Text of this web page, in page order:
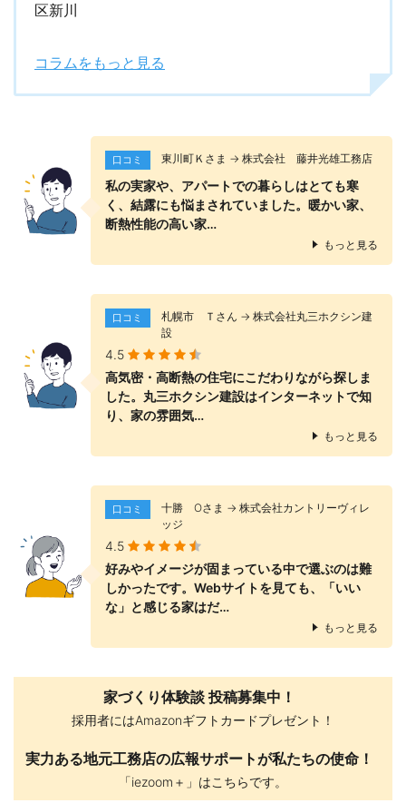
区新川
コラムをもっと見る
口コミ 東川町Ｋさま → 株式会社 藤井光雄工務店
私の実家や、アパートでの暮らしはとても寒
く、結露にも悩まされていました。暖かい家、
断熱性能の高い家…
もっと見る
口コミ
札幌市 Ｔさん → 株式会社丸三ホクシン建
設
4.5
高気密・高断熱の住宅にこだわりながら探しま
した。丸三ホクシン建設はインターネットで知
り、家の雰囲気…
もっと見る
口コミ
十勝 Оさま → 株式会社カントリーヴィレ
ッジ
4.5
好みやイメージが固まっている中で選ぶのは難
しかったです。Webサイトを見ても、「いい
な」と感じる家はだ…
もっと見る
家づくり体験談 投稿募集中！
採用者にはAmazonギフトカードプレゼント！
実力ある地元工務店の広報サポートが私たちの使命！
「iezoom＋」はこちらです。